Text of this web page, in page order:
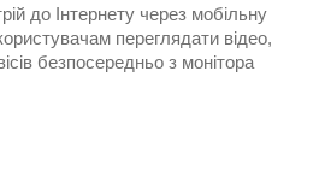
до Інтернету через мобільну
переглядати відео,
безпосередньо з монітора